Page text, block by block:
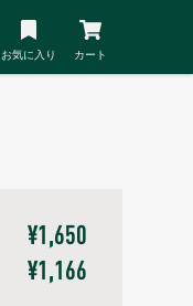
お気に入り カート
¥1,650
¥1,166